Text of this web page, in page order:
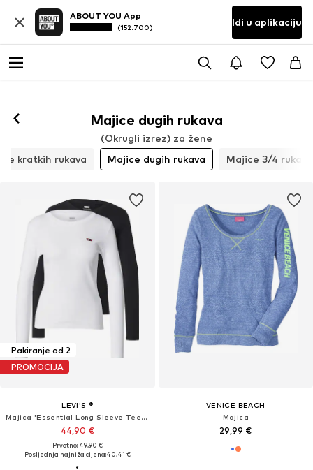
ABOUT YOU App
(152.700) Idi u aplikaciju
Majice dugih rukava
(Okrugli izrez) za žene
kratkih rukava
Majice dugih rukava Majice 3/4 rukava
Pakiranje od 2
PROMOCIJA
LEVI'S ®
Majica 'Essential Long Sleeve Tee (2-Pack)'
44,90 €
Prvotno: 49,90 €
Posljednja najniža cijena:40,41 €
VENICE BEACH
Majica
29,99 €